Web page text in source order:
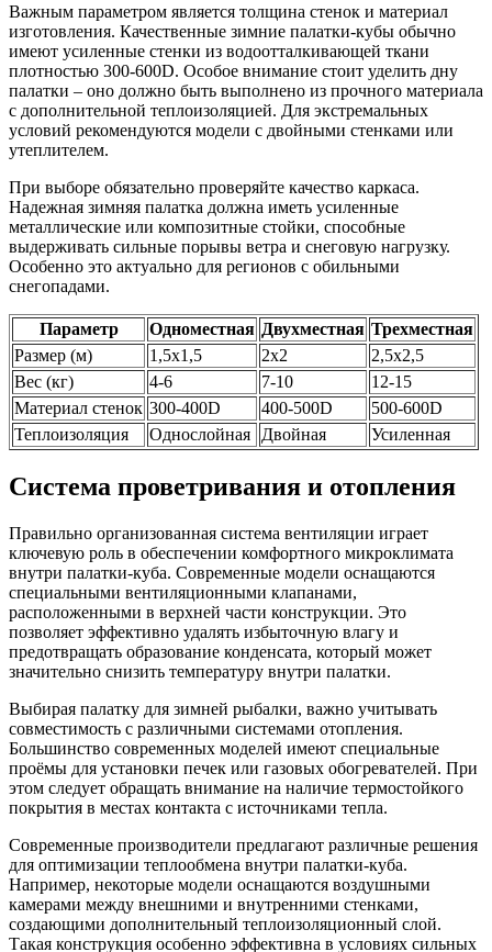
Важным параметром является толщина стенок и материал
изготовления. Качественные зимние палатки-кубы обычно
имеют усиленные стенки из водоотталкивающей ткани
плотностью 300-600D. Особое внимание стоит уделить дну
палатки – оно должно быть выполнено из прочного материала
с дополнительной теплоизоляцией. Для экстремальных
условий рекомендуются модели с двойными стенками или
утеплителем.
При выборе обязательно проверяйте качество каркаса.
Надежная зимняя палатка должна иметь усиленные
металлические или композитные стойки, способные
выдерживать сильные порывы ветра и снеговую нагрузку.
Особенно это актуально для регионов с обильными
снегопадами.
Параметр Одноместная Двухместная Трехместная
Размер (м)
1,5х1,5 2х2
2,5х2,5
Вес (кг)
4-6 7-10
12-15
Материал стенок 300-400D 400-500D
500-600D
Теплоизоляция
Однослойная Двойная Усиленная
Система проветривания и отопления
Правильно организованная система вентиляции играет
ключевую роль в обеспечении комфортного микроклимата
внутри палатки-куба. Современные модели оснащаются
специальными вентиляционными клапанами,
расположенными в верхней части конструкции. Это
позволяет эффективно удалять избыточную влагу и
предотвращать образование конденсата, который может
значительно снизить температуру внутри палатки.
Выбирая палатку для зимней рыбалки, важно учитывать
совместимость с различными системами отопления.
Большинство современных моделей имеют специальные
проёмы для установки печек или газовых обогревателей. При
этом следует обращать внимание на наличие термостойкого
покрытия в местах контакта с источниками тепла.
Современные производители предлагают различные решения
для оптимизации теплообмена внутри палатки-куба.
Например, некоторые модели оснащаются воздушными
камерами между внешними и внутренними стенками,
создающими дополнительный теплоизоляционный слой.
Такая конструкция особенно эффективна в условиях сильных